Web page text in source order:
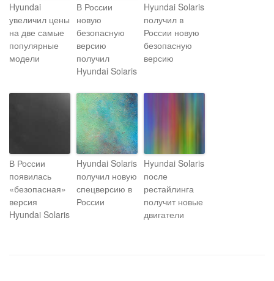
Hyundai
увеличил цены
на две самые
популярные
модели
В России
новую
безопасную
версию
получил
Hyundai Solaris
Hyundai Solaris
получил в
России новую
безопасную
версию
В России
появилась
«безопасная»
версия
Hyundai Solaris
Hyundai Solaris
получил новую
спецверсию в
России
Hyundai Solaris
после
рестайлинга
получит новые
двигатели